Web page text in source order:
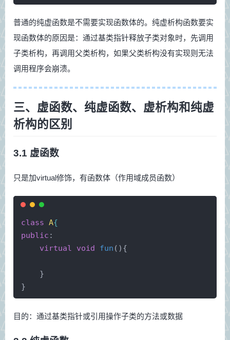
普通的纯虚函数是不需要实现函数体的。纯虚析构函数要实
现函数体的原因是：通过基类指针释放子类对象时，先调用
子类析构，再调用父类析构，如果父类析构没有实现则无法
调用程序会崩溃。
三、虚函数、纯虚函数、虚析构和纯虚
析构的区别
3.1 虚函数
只是加virtual修饰，有函数体（作用域成员函数）
class A{
public :
virtual
void fun () {
    }
}
目的：通过基类指针或引用操作子类的方法或数据